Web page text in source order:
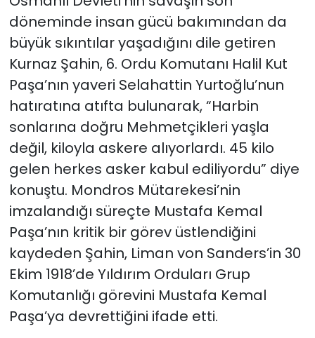
döneminde insan gücü bakımından da
büyük sıkıntılar yaşadığını dile getiren
Kurnaz Şahin, 6. Ordu Komutanı Halil Kut
Paşa’nın yaveri Selahattin Yurtoğlu’nun
hatıratına atıfta bulunarak, “Harbin
sonlarına doğru Mehmetçikleri yaşla
değil, kiloyla askere alıyorlardı. 45 kilo
gelen herkes asker kabul ediliyordu” diye
konuştu. Mondros Mütarekesi’nin
imzalandığı süreçte Mustafa Kemal
Paşa’nın kritik bir görev üstlendiğini
kaydeden Şahin, Liman von Sanders’in 30
Ekim 1918’de Yıldırım Orduları Grup
Komutanlığı görevini Mustafa Kemal
Paşa’ya devrettiğini ifade etti.